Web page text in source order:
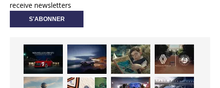
receive newsletters